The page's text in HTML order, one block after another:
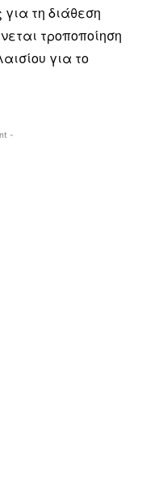
τη διάθεση
τροποποίηση
για το
-